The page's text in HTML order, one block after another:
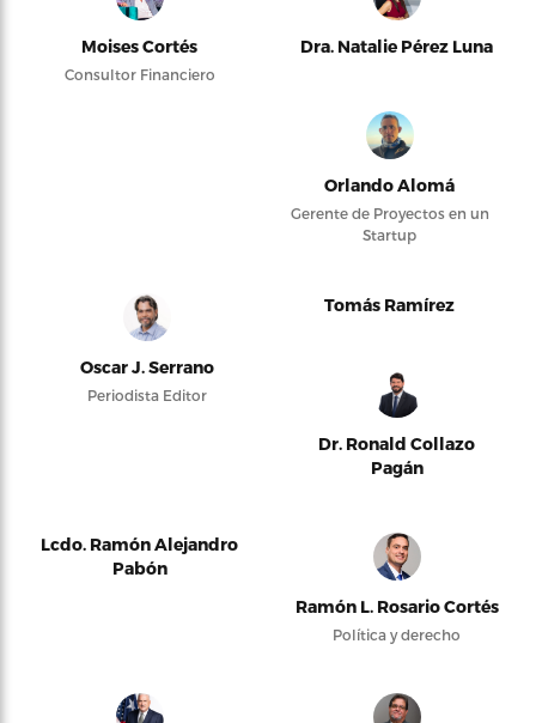
Moises Cortés
Consultor Financiero
Dra. Natalie Pérez Luna
Orlando Alomá
Gerente de Proyectos en un
Startup
Oscar J. Serrano
Periodista Editor
Tomás Ramírez
Dr. Ronald Collazo
Pagán
Lcdo. Ramón Alejandro
Pabón
Ramón L. Rosario Cortés
Política y derecho